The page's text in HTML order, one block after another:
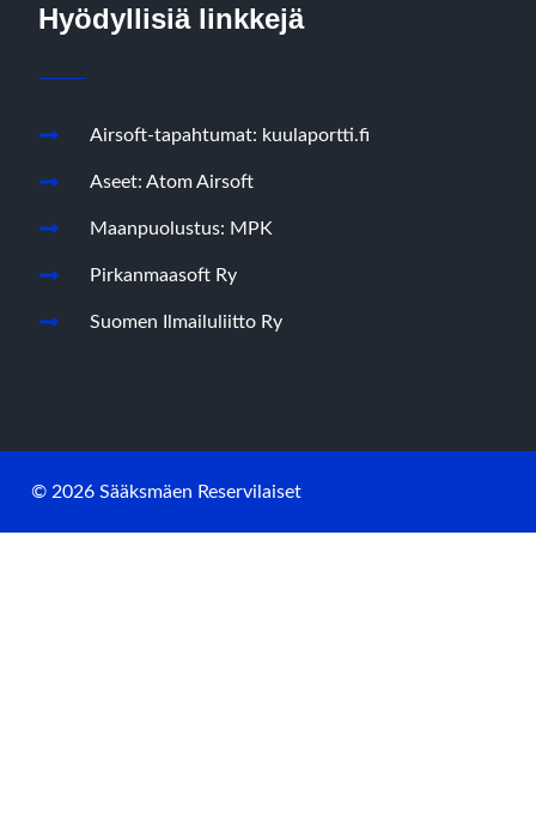
Hyödyllisiä linkkejä
Airsoft-tapahtumat: kuulaportti.fi
Aseet: Atom Airsoft
Maanpuolustus: MPK
Pirkanmaasoft Ry
Suomen Ilmailuliitto Ry
© 2026 Sääksmäen Reservilaiset